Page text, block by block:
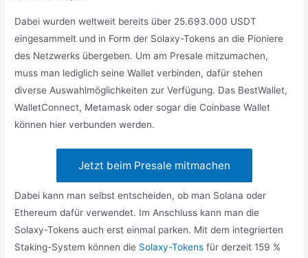
Dabei wurden weltweit bereits über 25.693.000 USDT
eingesammelt und in Form der Solaxy-Tokens an die Pioniere
des Netzwerks übergeben. Um am Presale mitzumachen,
muss man lediglich seine Wallet verbinden, dafür stehen
diverse Auswahlmöglichkeiten zur Verfügung. Das BestWallet,
WalletConnect, Metamask oder sogar die Coinbase Wallet
können hier verbunden werden.
Jetzt beim Presale mitmachen
Dabei kann man selbst entscheiden, ob man Solana oder
Ethereum dafür verwendet. Im Anschluss kann man die
Solaxy-Tokens auch erst einmal parken. Mit dem integrierten
Staking-System können die Solaxy-Tokens für derzeit 159 %